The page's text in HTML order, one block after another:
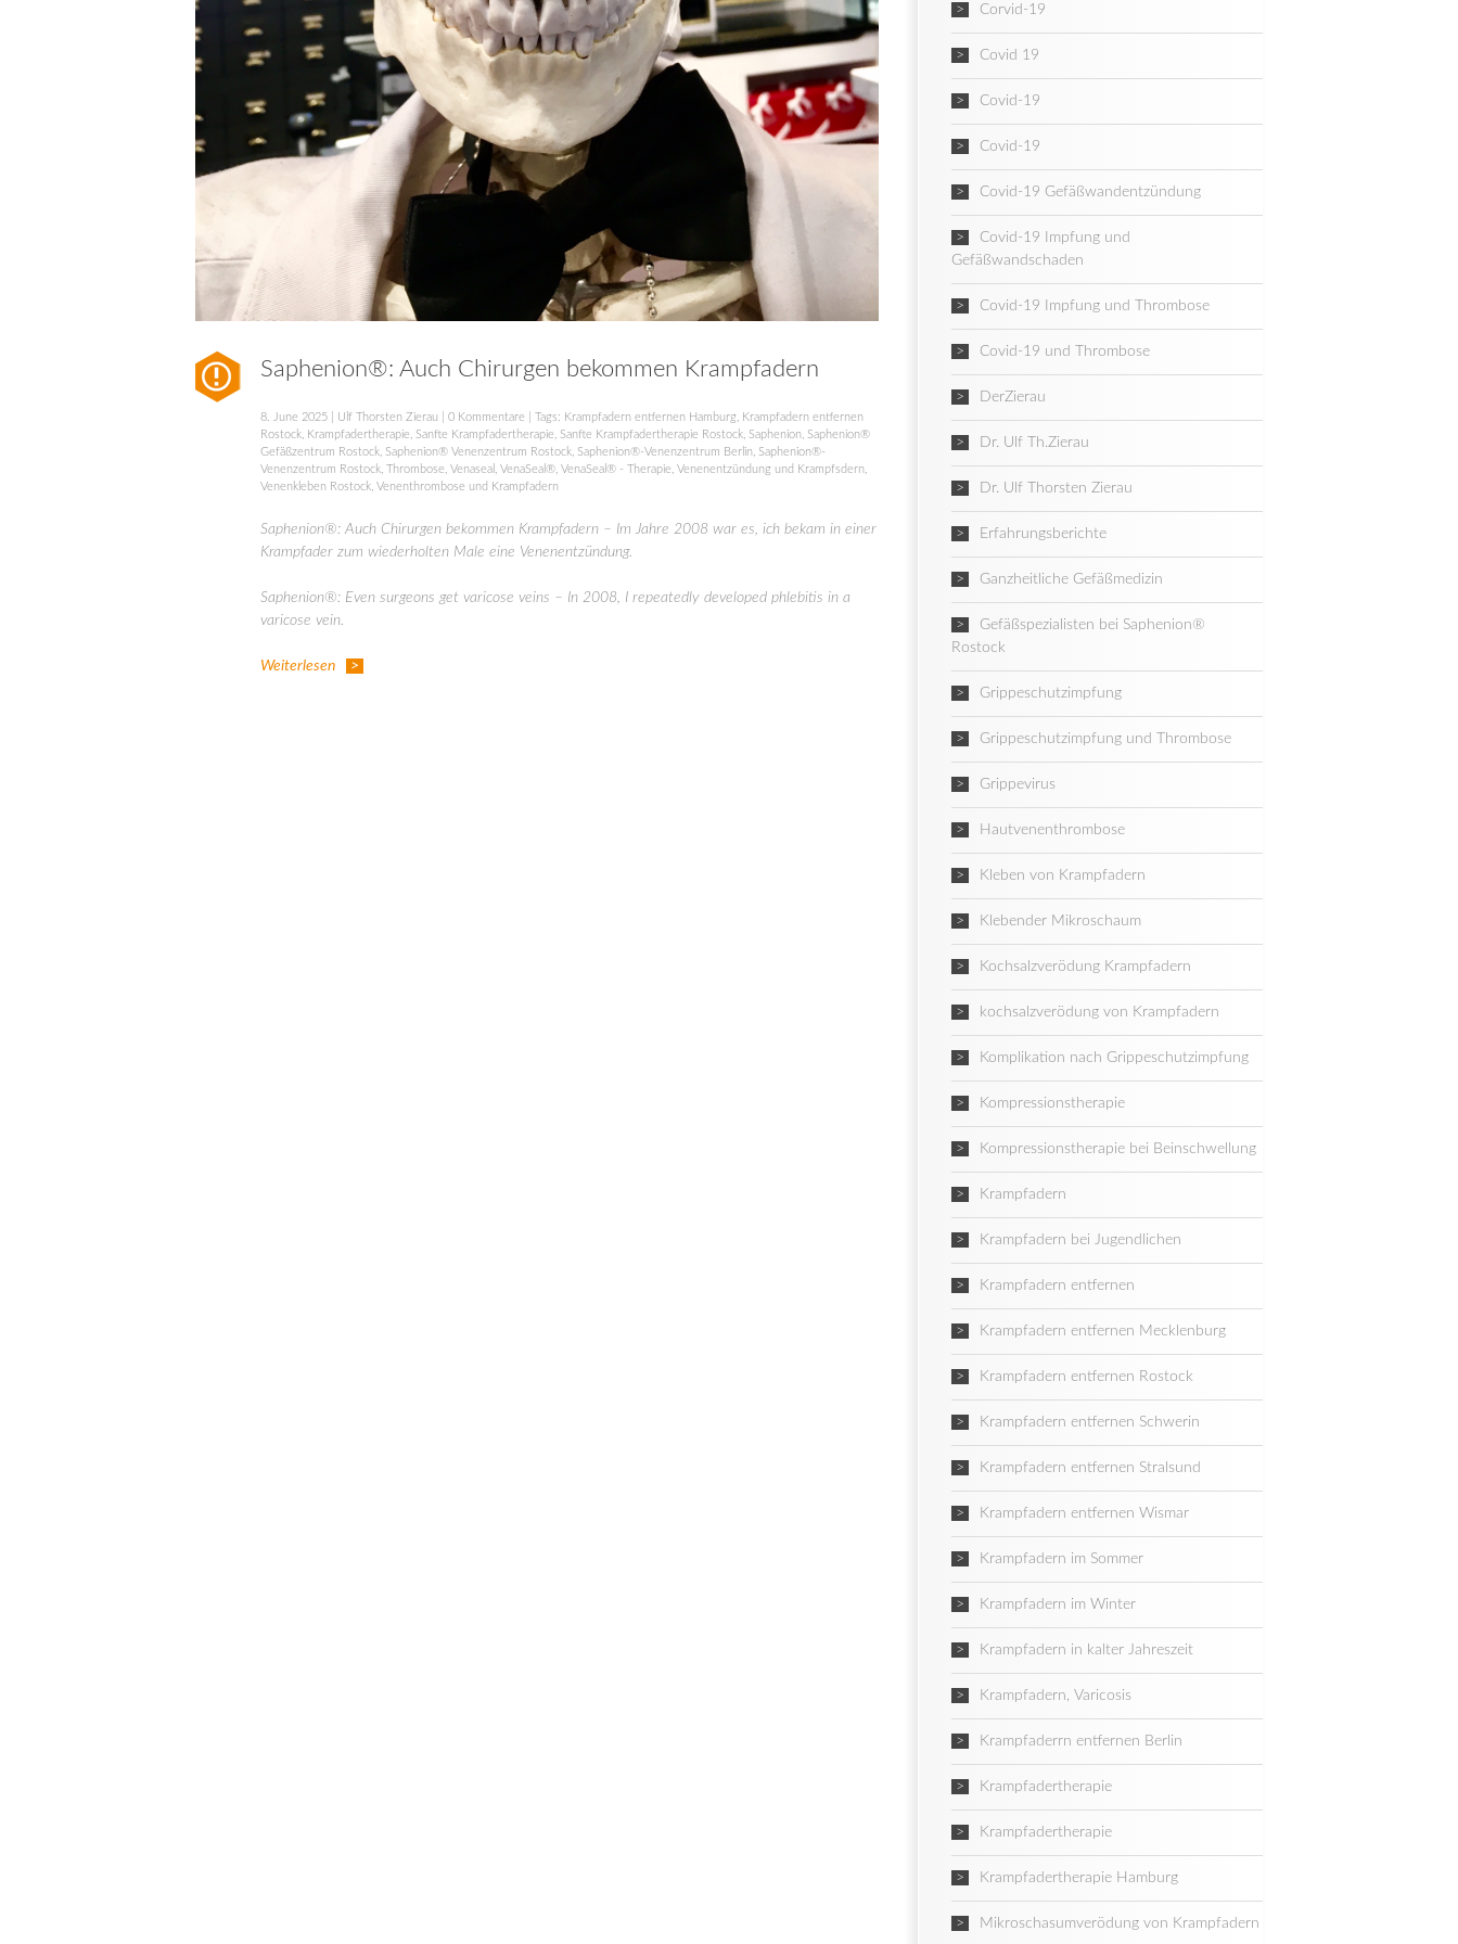
Saphenion®: Auch Chirurgen bekommen Krampfadern
8. June 2025 Ulf Thorsten Zierau 0 Kommentare | Tags: Krampfadern entfernen Hamburg, Krampfadern entfernen
Rostock, Krampfadertherapie, Sanfte Krampfadertherapie, Sanfte Krampfadertherapie Rostock, Saphenion, Saphenion®
Gefäßzentrum Rostock, Saphenion® Venenzentrum Rostock, Saphenion®-Venenzentrum Berlin, Saphenion®-
Venenzentrum Rostock, Thrombose, Venaseal , VenaSeal®, VenaSeal® - Therapie, Venenentzündung und Krampfsdern,
Venenkleben Rostock, Venenthrombose und Krampfadern
Saphenion®: Auch Chirurgen bekommen Krampfadern – Im Jahre 2008 war es, ich bekam in einer
Krampfader zum wiederholten Male eine Venenentzündung.
Saphenion®: Even surgeons get varicose veins – In 2008, I repeatedly developed phlebitis in a
varicose vein.
Weiterlesen
Corvid-19
Covid 19
Covid-19
Covid-19
Covid-19 Gefäßwandentzündung
Covid-19 Impfung und
Gefäßwandschaden
Covid-19 Impfung und Thrombose
Covid-19 und Thrombose
DerZierau
Dr. Ulf Th.Zierau
Dr. Ulf Thorsten Zierau
Erfahrungsberichte
Ganzheitliche Gefäßmedizin
Gefäßspezialisten bei Saphenion®
Rostock
Grippeschutzimpfung
Grippeschutzimpfung und Thrombose
Grippevirus
Hautvenenthrombose
Kleben von Krampfadern
Klebender Mikroschaum
Kochsalzverödung Krampfadern
kochsalzverödung von Krampfadern
Komplikation nach Grippeschutzimpfung
Kompressionstherapie
Kompressionstherapie bei Beinschwellung
Krampfadern
Krampfadern bei Jugendlichen
Krampfadern entfernen
Krampfadern entfernen Mecklenburg
Krampfadern entfernen Rostock
Krampfadern entfernen Schwerin
Krampfadern entfernen Stralsund
Krampfadern entfernen Wismar
Krampfadern im Sommer
Krampfadern im Winter
Krampfadern in kalter Jahreszeit
Krampfadern, Varicosis
Krampfaderrn entfernen Berlin
Krampfadertherapie
Krampfadertherapie
Krampfadertherapie Hamburg
Mikroschasumverödung von Krampfadern